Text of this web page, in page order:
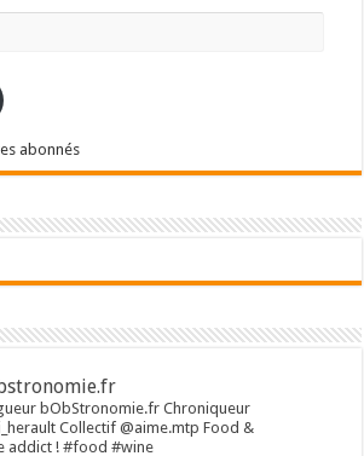
abonnés
bObStronomie.fr Chroniqueur
Collectif @aime.mtp Food &
addict !#food #wine